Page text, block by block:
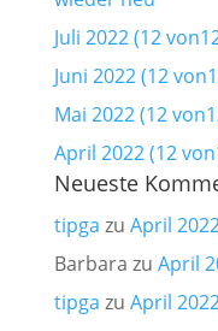
Juli 2022 (12
Juni 2022 (12
Mai 2022 (12
April 2022 (12
Neueste
tipga zu April
Barbara zu April
tipga zu April